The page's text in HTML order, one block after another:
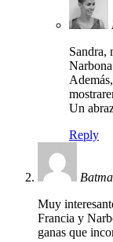
Sandra,
Un
Reply
Muy
Francia y
ganas que